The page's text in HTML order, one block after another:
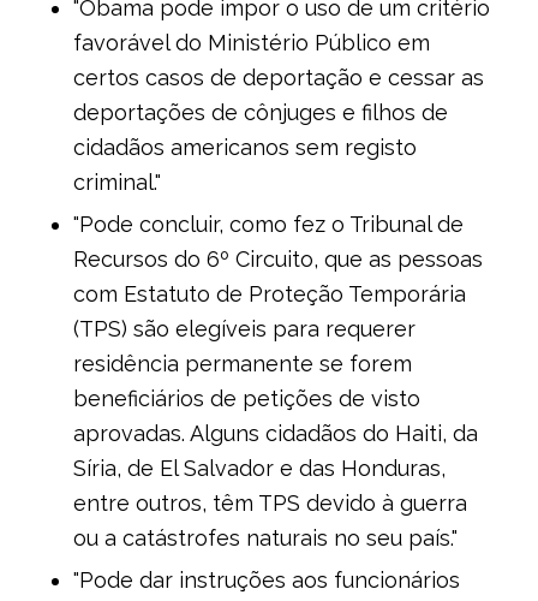
"Obama pode impor o uso de um critério
favorável do Ministério Público em
certos casos de deportação e cessar as
deportações de cônjuges e filhos de
cidadãos americanos sem registo
criminal."
"Pode concluir, como fez o Tribunal de
Recursos do 6º Circuito, que as pessoas
com Estatuto de Proteção Temporária
(TPS) são elegíveis para requerer
residência permanente se forem
beneficiários de petições de visto
aprovadas. Alguns cidadãos do Haiti, da
Síria, de El Salvador e das Honduras,
entre outros, têm TPS devido à guerra
ou a catástrofes naturais no seu país."
"Pode dar instruções aos funcionários